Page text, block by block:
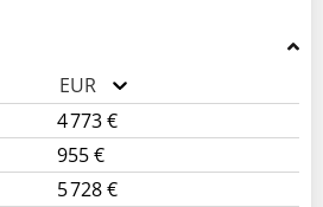
EUR
4 773 €
955 €
5 728 €